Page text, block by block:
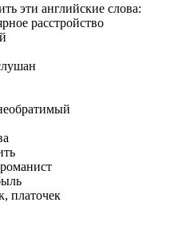
эти английские слова:
расстройство
платочек